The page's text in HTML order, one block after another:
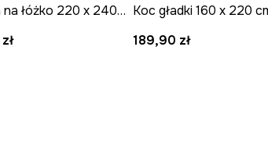
Narzuta na łóżko 220 x 240 cm Koc gładki 160 x 220
189,90 zł